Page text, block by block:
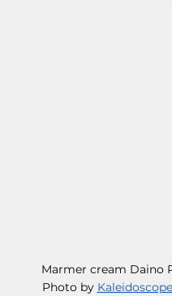
Marmer cream Daino
Photo by